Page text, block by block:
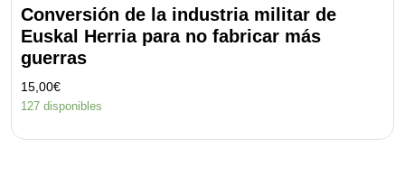
Conversión de la industria militar de
Euskal Herria para no fabricar más
guerras
15,00€
127 disponibles